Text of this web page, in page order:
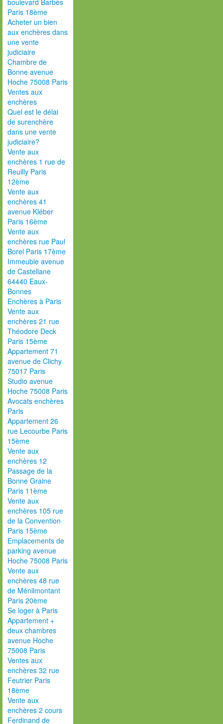
boulevard Barbès
Paris 18ème
Acheter un bien
aux enchères dans
une vente
judiciaire
Chambre de
Bonne avenue
Hoche 75008 Paris
Ventes aux
enchères
Quel est le délai
de surenchère
dans une vente
judiciaire?
Vente aux
enchères 1 rue de
Reuilly Paris
12ème
Vente aux
enchères 41
avenue Kléber
Paris 16ème
Vente aux
enchères rue Paul
Borel Paris 17ème
Immeuble avenue
de Castellane
64440 Eaux-
Bonnes
Enchères à Paris
Vente aux
enchères 21 rue
Théodore Deck
Paris 15ème
Appartement 71
avenue de Clichy
75017 Paris
Studio avenue
Hoche 75008 Paris
Avocats enchères
Paris
Appartement 26
rue Lecourbe Paris
15ème
Vente aux
enchères 12
Passage de la
Bonne Graine
Paris 11ème
Vente aux
enchères 105 rue
de la Convention
Paris 15ème
Emplacements de
parking avenue
Hoche 75008 Paris
Vente aux
enchères 48 rue
de Ménilmontant
Paris 20ème
Se loger à Paris
Appartement +
deux chambres
avenue Hoche
75008 Paris
Ventes aux
enchères 32 rue
Feutrier Paris
18ème
Vente aux
enchères 2 cours
Ferdinand de